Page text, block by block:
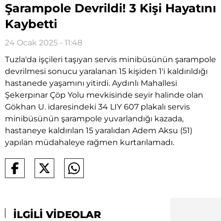
Şarampole Devrildi! 3 Kişi Hayatını
Kaybetti
24 Ocak 2025 - 11:48
Tuzla'da işçileri taşıyan servis minibüsünün şarampole
devrilmesi sonucu yaralanan 15 kişiden 1'i kaldırıldığı
hastanede yaşamını yitirdi. Aydınlı Mahallesi
Şekerpınar Çöp Yolu mevkisinde seyir halinde olan
Gökhan U. idaresindeki 34 LIY 607 plakalı servis
minibüsünün şarampole yuvarlandığı kazada,
hastaneye kaldırılan 15 yaralıdan Adem Aksu (51)
yapılan müdahaleye rağmen kurtarılamadı.
İLGİLİ VİDEOLAR